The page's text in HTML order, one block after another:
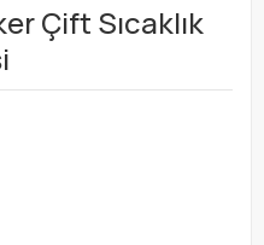
Çift Sıcaklık